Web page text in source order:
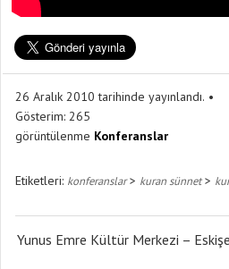
26 Aralık 2010 tarihinde yayınlandı.
Gösterim: 265
görüntülenme Konferanslar
Etiketleri: konferanslar> kuran sünnet>
Yunus Emre Kültür Merkezi –